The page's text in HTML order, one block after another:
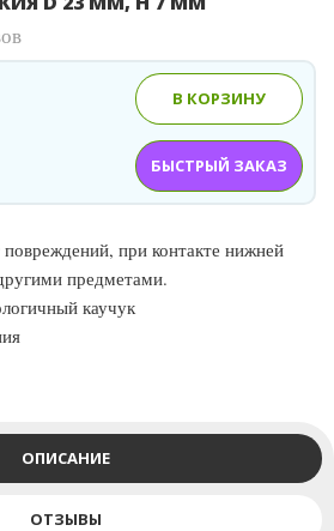
В КОРЗИНУ
БЫСТРЫЙ ЗАКАЗ
при контакте нижней
предметами.
каучук
ОПИСАНИЕ
ОТЗЫВЫ